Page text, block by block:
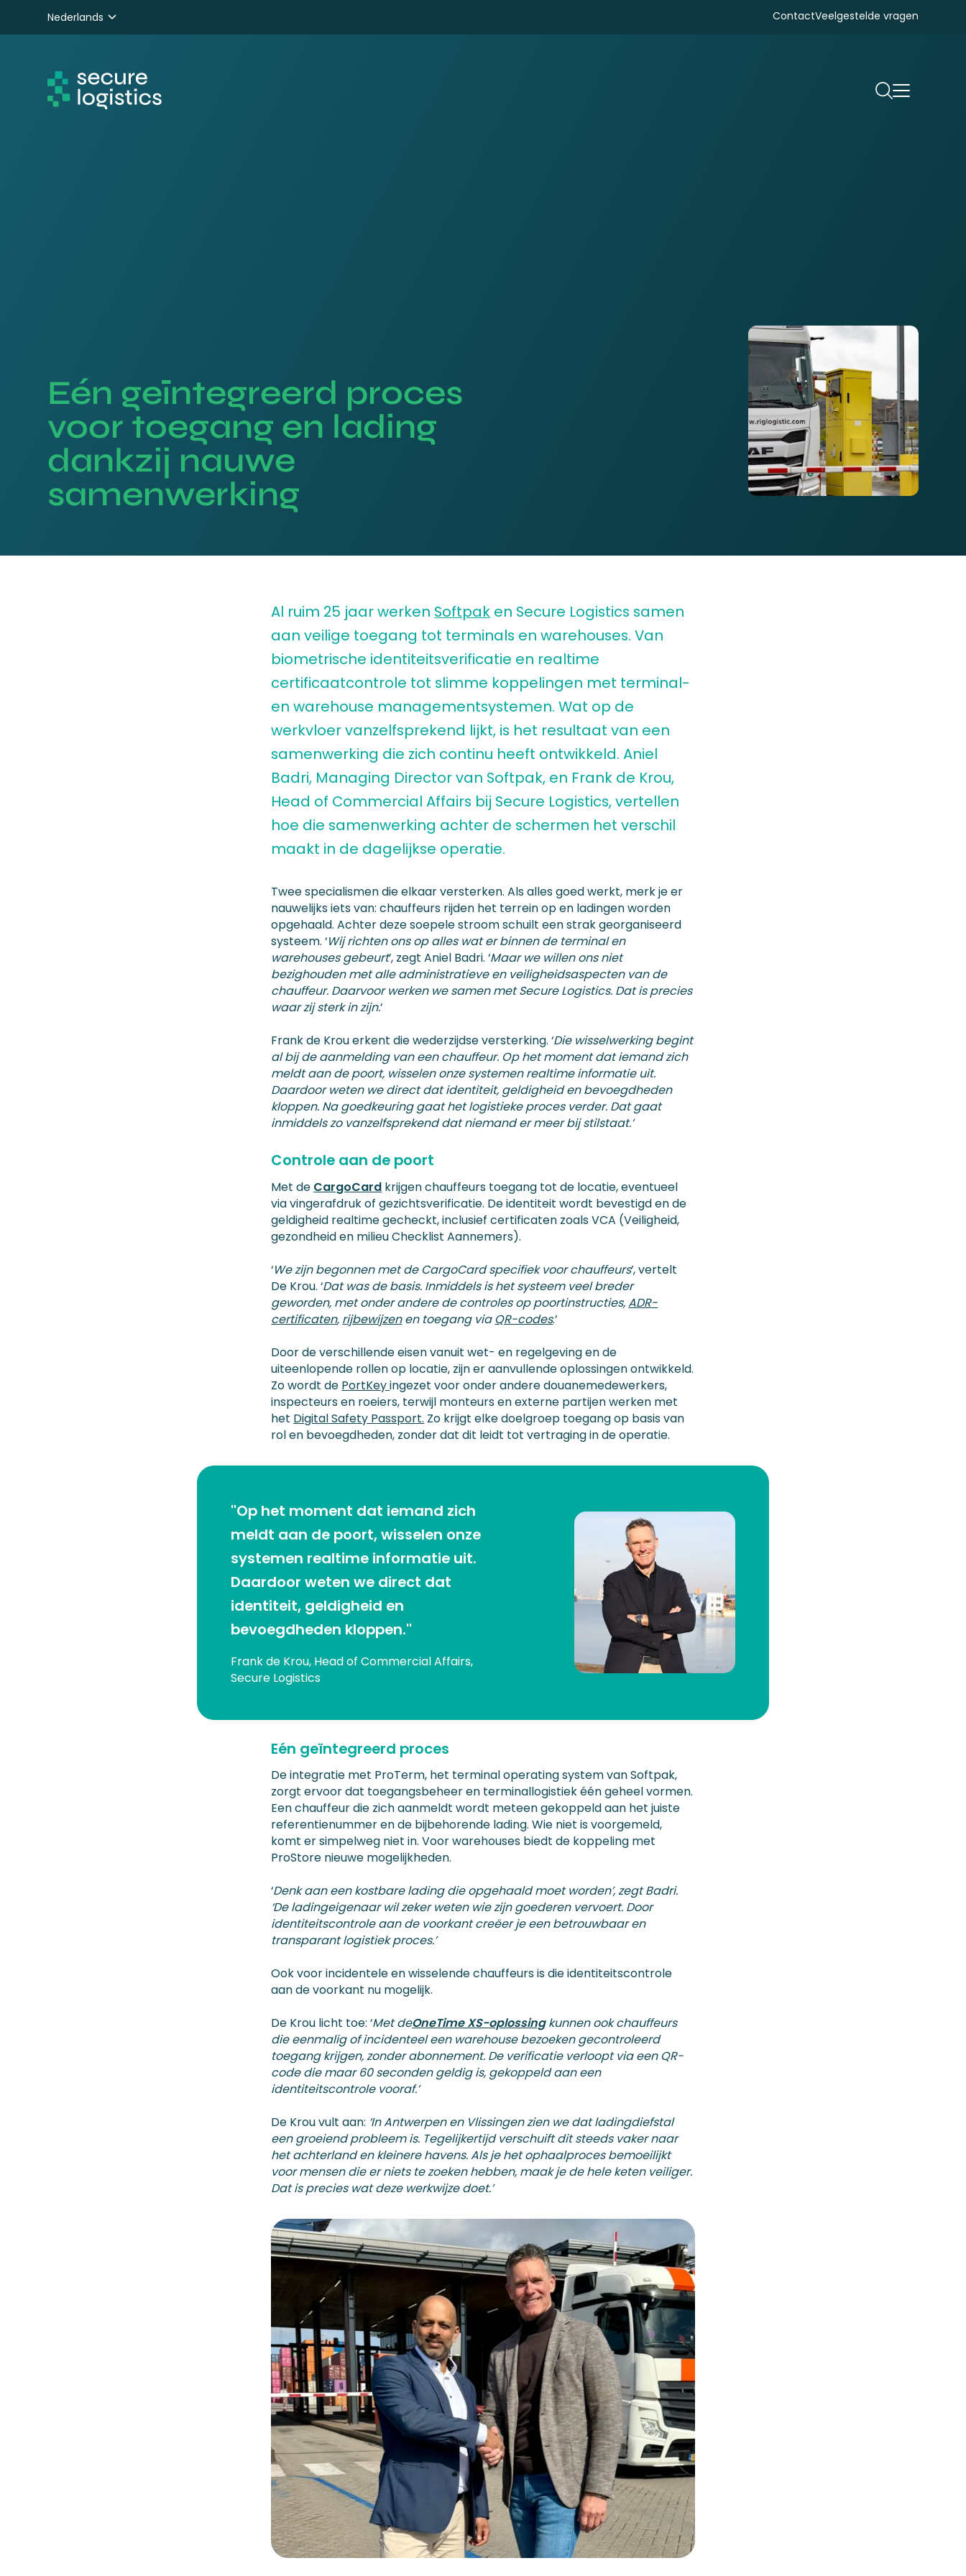
Nederlands
English
ContactVeelgestelde vragen
Eén geïntegreerd proces
voor toegang en lading
dankzij nauwe
samenwerking
Al ruim 25 jaar werken Softpak en Secure Logistics samen
aan veilige toegang tot terminals en warehouses. Van
biometrische identiteitsverificatie en realtime
certificaatcontrole tot slimme koppelingen met terminal-
en warehouse managementsystemen. Wat op de
werkvloer vanzelfsprekend lijkt, is het resultaat van een
samenwerking die zich continu heeft ontwikkeld. Aniel
Badri, Managing Director van Softpak, en Frank de Krou,
Head of Commercial Affairs bij Secure Logistics, vertellen
hoe die samenwerking achter de schermen het verschil
maakt in de dagelijkse operatie.
Twee specialismen die elkaar versterken. Als alles goed werkt, merk je er
nauwelijks iets van: chauffeurs rijden het terrein op en ladingen worden
opgehaald. Achter deze soepele stroom schuilt een strak georganiseerd
systeem. ‘Wij richten ons op alles wat er binnen de terminal en
warehouses gebeurt’, zegt Aniel Badri. ‘Maar we willen ons niet
bezighouden met alle administratieve en veiligheidsaspecten van de
chauffeur. Daarvoor werken we samen met Secure Logistics. Dat is precies
waar zij sterk in zijn.’
Frank de Krou erkent die wederzijdse versterking. ‘Die wisselwerking begint
al bij de aanmelding van een chauffeur. Op het moment dat iemand zich
meldt aan de poort, wisselen onze systemen realtime informatie uit.
Daardoor weten we direct dat identiteit, geldigheid en bevoegdheden
kloppen. Na goedkeuring gaat het logistieke proces verder. Dat gaat
inmiddels zo vanzelfsprekend dat niemand er meer bij stilstaat.’
Controle aan de poort
Met de CargoCard krijgen chauffeurs toegang tot de locatie, eventueel
via vingerafdruk of gezichtsverificatie. De identiteit wordt bevestigd en de
geldigheid realtime gecheckt, inclusief certificaten zoals VCA (Veiligheid,
gezondheid en milieu Checklist Aannemers).
‘We zijn begonnen met de CargoCard specifiek voor chauffeurs’, vertelt
De Krou. ‘Dat was de basis. Inmiddels is het systeem veel breder
geworden, met onder andere de controles op poortinstructies,ADR-
certificaten, rijbewijzenen toegang via QR-codes.’
Door de verschillende eisen vanuit wet- en regelgeving en de
uiteenlopende rollen op locatie, zijn er aanvullende oplossingen ontwikkeld.
Zo wordt de PortKeyingezet voor onder andere douanemedewerkers,
inspecteurs en roeiers, terwijl monteurs en externe partijen werken met
het Digital Safety Passport. Zo krijgt elke doelgroep toegang op basis van
rol en bevoegdheden, zonder dat dit leidt tot vertraging in de operatie.
''Op het moment dat iemand zich
meldt aan de poort, wisselen onze
systemen realtime informatie uit.
Daardoor weten we direct dat
identiteit, geldigheid en
bevoegdheden kloppen.''
Frank de Krou, Head of Commercial Affairs,
Secure Logistics
Eén geïntegreerd proces
De integratie met ProTerm, het terminal operating system van Softpak,
zorgt ervoor dat toegangsbeheer en terminallogistiek één geheel vormen.
Een chauffeur die zich aanmeldt wordt meteen gekoppeld aan het juiste
referentienummer en de bijbehorende lading. Wie niet is voorgemeld,
komt er simpelweg niet in. Voor warehouses biedt de koppeling met
ProStore nieuwe mogelijkheden.
‘Denk aan een kostbare lading die opgehaald moet worden’, zegt Badri.
‘De ladingeigenaar wil zeker weten wie zijn goederen vervoert. Door
identiteitscontrole aan de voorkant creëer je een betrouwbaar en
transparant logistiek proces.’
Ook voor incidentele en wisselende chauffeurs is die identiteitscontrole
aan de voorkant nu mogelijk.
De Krou licht toe: ‘Met deOneTime XS-oplossingkunnen ook chauffeurs
die eenmalig of incidenteel een warehouse bezoeken gecontroleerd
toegang krijgen, zonder abonnement. De verificatie verloopt via een QR-
code die maar 60 seconden geldig is, gekoppeld aan een
identiteitscontrole vooraf.’
De Krou vult aan: ‘In Antwerpen en Vlissingen zien we dat ladingdiefstal
een groeiend probleem is. Tegelijkertijd verschuift dit steeds vaker naar
het achterland en kleinere havens. Als je het ophaalproces bemoeilijkt
voor mensen die er niets te zoeken hebben, maak je de hele keten veiliger.
Dat is precies wat deze werkwijze doet.’